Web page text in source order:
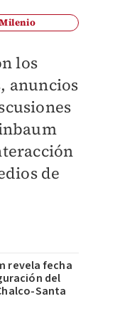
los
anuncios
de
revela fecha
del
Santa